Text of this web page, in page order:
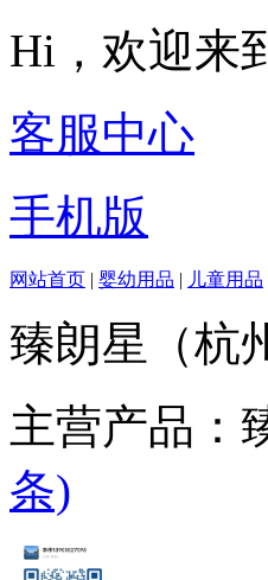
Hi，欢迎来
客服中心
手机版
网站首页 | 婴幼用品 | 儿童用品
臻朗星（杭
主营产品：
条)